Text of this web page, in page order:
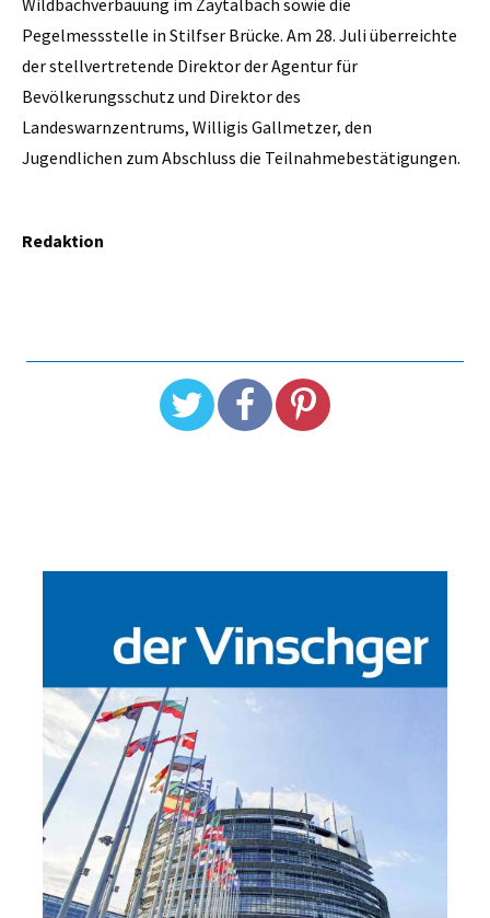
Pegelmessstelle in Stilfser Brücke. Am 28. Juli überreichte
der stellvertretende Direktor der Agentur für
Bevölkerungsschutz und Direktor des
Landeswarnzentrums, Willigis Gallmetzer, den
Jugendlichen zum Abschluss die Teilnahmebestätigungen.
Redaktion